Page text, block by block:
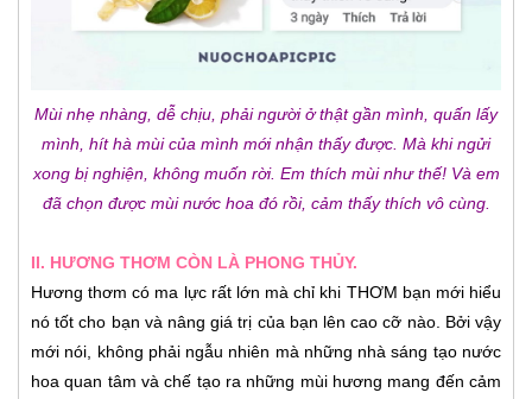
Mùi nhẹ nhàng, dễ chịu, phải người ở thật gần mình, quấn lấy
mình, hít hà mùi của mình mới nhận thấy được. Mà khi ngửi
xong bị nghiện, không muốn rời. Em thích mùi như thế! Và em
đã chọn được mùi nước hoa đó rồi, cảm thấy thích vô cùng.
II. HƯƠNG THƠM CÒN LÀ PHONG THỦY.
Hương thơm có ma lực rất lớn mà chỉ khi THƠM bạn mới hiểu
nó tốt cho bạn và nâng giá trị của bạn lên cao cỡ nào. Bởi vậy
mới nói, không phải ngẫu nhiên mà những nhà sáng tạo nước
hoa quan tâm và chế tạo ra những mùi hương mang đến cảm